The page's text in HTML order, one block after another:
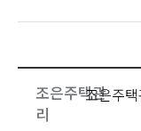
조은주택관
리
조은주